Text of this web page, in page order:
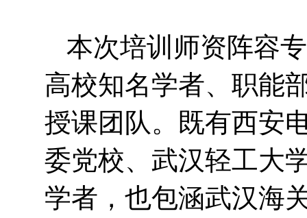
本次培训师资阵容
高校知名学者、职能
授课团队。既有西安
委党校、武汉轻工大
学者，也包涵武汉海